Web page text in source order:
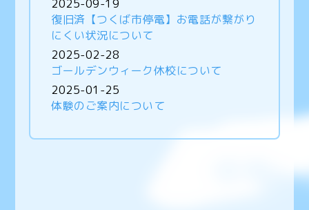
2025-09-19
復旧済【つくば市停電】お電話が繋がり
にくい状況について
2025-02-28
ゴールデンウィーク休校について
2025-01-25
体験のご案内について